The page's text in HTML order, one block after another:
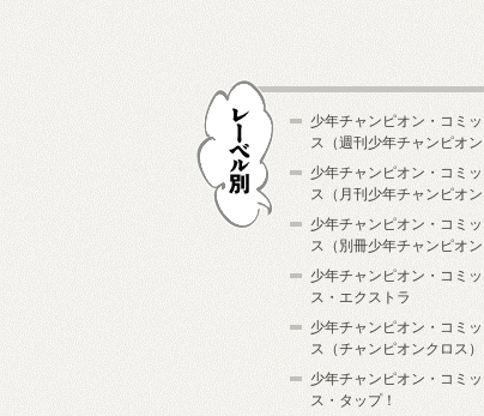
少年チャンピオン・コミッ
ス（週刊少年チャンピオン
少年チャンピオン・コミッ
ス（月刊少年チャンピオン
少年チャンピオン・コミッ
ス（別冊少年チャンピオン
少年チャンピオン・コミッ
ス・エクストラ
少年チャンピオン・コミッ
ス（チャンピオンクロス）
少年チャンピオン・コミッ
ス・タップ！